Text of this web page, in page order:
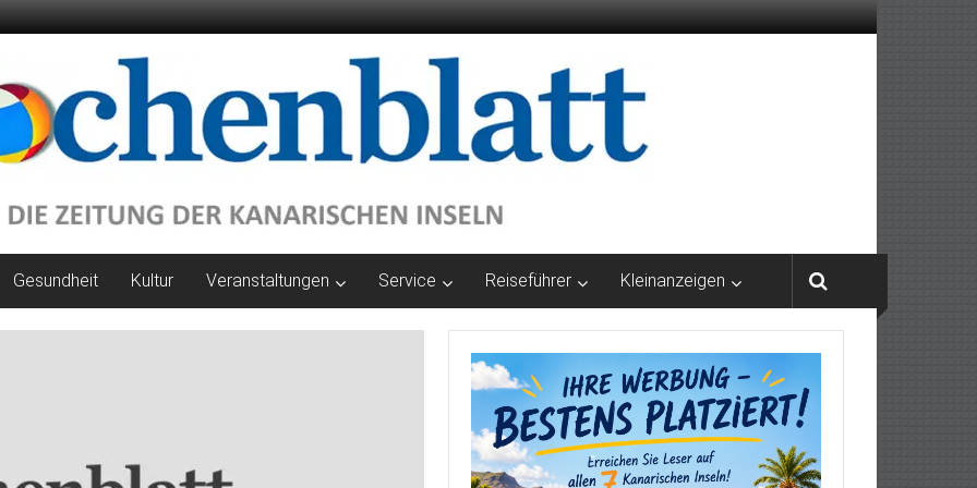
Gesundheit Kultur Veranstaltungen Service Reiseführer Kleinanzeigen